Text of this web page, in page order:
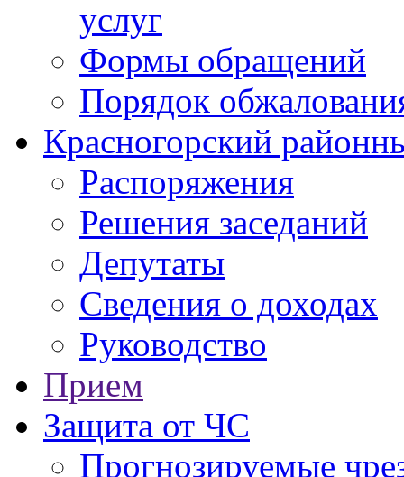
услуг
Формы обращений
Порядок
Красногорский
Распоряжения
Решения заседаний
Депутаты
Сведения о доходах
Руководство
Прием
Защита от ЧС
Прогнозируемые